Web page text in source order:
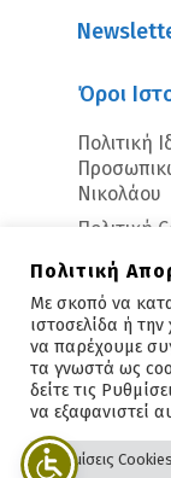
Όροι
Πολιτική
Νικολάου
Πολιτική
Copyright ©
Υλοποίηση:
facebook
Πολιτική
Με σκοπό να
ιστοσελίδα ή
να παρέχουμε
τα γνωστά ως
δείτε τις
να εξαφανιστεί
Ρυθμίσεις Cookies